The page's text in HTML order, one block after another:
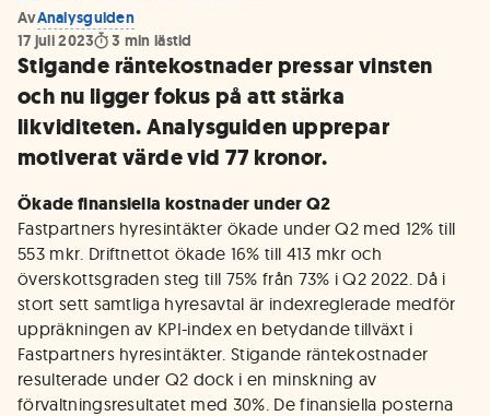
AvAnalysguiden
17 juli 2023
3 min lästid
Stigande räntekostnader pressar vinsten
och nu ligger fokus på att stärka
likviditeten. Analysguiden upprepar
motiverat värde vid 77 kronor.
Ökade finansiella kostnader under Q2
Fastpartners hyresintäkter ökade under Q2 med 12% till
553 mkr. Driftnettot ökade 16% till 413 mkr och
överskottsgraden steg till 75% från 73% i Q2 2022. Då i
stort sett samtliga hyresavtal är indexreglerade medför
uppräkningen av KPI-index en betydande tillväxt i
Fastpartners hyresintäkter. Stigande räntekostnader
resulterade under Q2 dock i en minskning av
förvaltningsresultatet med 30%. De finansiella posterna